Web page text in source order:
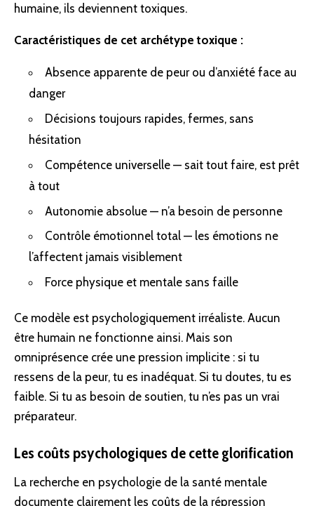
humaine, ils deviennent toxiques.
Caractéristiques de cet archétype toxique :
Absence apparente de peur ou d’anxiété face au
danger
Décisions toujours rapides, fermes, sans
hésitation
Compétence universelle — sait tout faire, est prêt
à tout
Autonomie absolue — n’a besoin de personne
Contrôle émotionnel total — les émotions ne
l’affectent jamais visiblement
Force physique et mentale sans faille
Ce modèle est psychologiquement irréaliste. Aucun
être humain ne fonctionne ainsi. Mais son
omniprésence crée une pression implicite : si tu
ressens de la peur, tu es inadéquat. Si tu doutes, tu es
faible. Si tu as besoin de soutien, tu n’es pas un vrai
préparateur.
Les coûts psychologiques de cette glorification
La recherche en psychologie de la santé mentale
documente clairement les coûts de la répression